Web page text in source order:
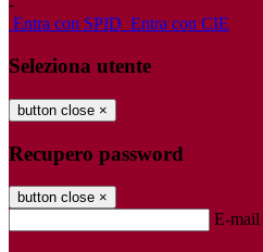
-
Entra con SPID Entra con CIE
Seleziona utente
button close ×
Recupero password
button close ×
E-mail